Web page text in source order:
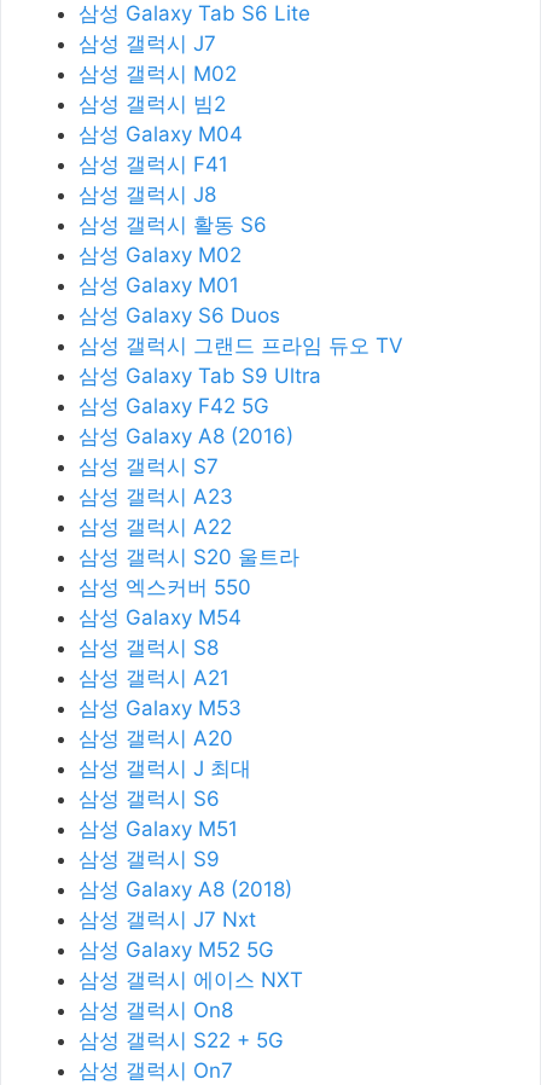
삼성 Galaxy Tab S6 Lite
삼성 갤럭시 J7
삼성 갤럭시 M02
삼성 갤럭시 빔2
삼성 Galaxy M04
삼성 갤럭시 F41
삼성 갤럭시 J8
삼성 갤럭시 활동 S6
삼성 Galaxy M02
삼성 Galaxy M01
삼성 Galaxy S6 Duos
삼성 갤럭시 그랜드 프라임 듀오 TV
삼성 Galaxy Tab S9 Ultra
삼성 Galaxy F42 5G
삼성 Galaxy A8 (2016)
삼성 갤럭시 S7
삼성 갤럭시 A23
삼성 갤럭시 A22
삼성 갤럭시 S20 울트라
삼성 엑스커버 550
삼성 Galaxy M54
삼성 갤럭시 S8
삼성 갤럭시 A21
삼성 Galaxy M53
삼성 갤럭시 A20
삼성 갤럭시 J 최대
삼성 갤럭시 S6
삼성 Galaxy M51
삼성 갤럭시 S9
삼성 Galaxy A8 (2018)
삼성 갤럭시 J7 Nxt
삼성 Galaxy M52 5G
삼성 갤럭시 에이스 NXT
삼성 갤럭시 On8
삼성 갤럭시 S22 + 5G
삼성 갤럭시 On7